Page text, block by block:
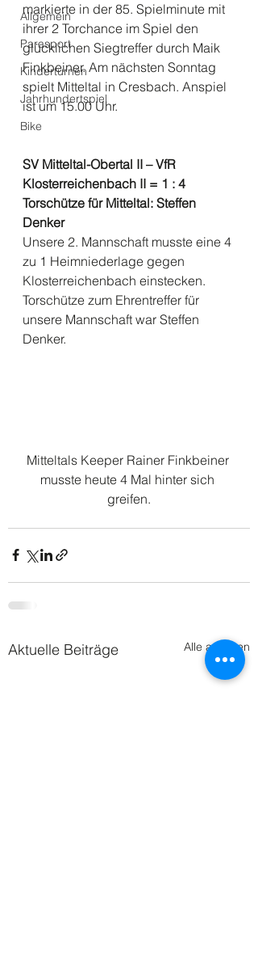
Allgemein
Parasport
Kinderturnen
Jahrhundertspiel
Bike
markierte in der 85. Spielminute mit
ihrer 2 Torchance im Spiel den
glücklichen Siegtreffer durch Maik
Finkbeiner. Am nächsten Sonntag
spielt Mitteltal in Cresbach. Anspiel
ist um 15.00 Uhr.
SV Mitteltal-Obertal II – VfR
Klosterreichenbach II = 1 : 4
Torschütze für Mitteltal: Steffen
Denker
Unsere 2. Mannschaft musste eine 4
zu 1 Heimniederlage gegen
Klosterreichenbach einstecken.
Torschütze zum Ehrentreffer für
unsere Mannschaft war Steffen
Denker.
Mitteltals Keeper Rainer Finkbeiner
musste heute 4 Mal hinter sich
greifen.
Aktuelle Beiträge Alle ansehen